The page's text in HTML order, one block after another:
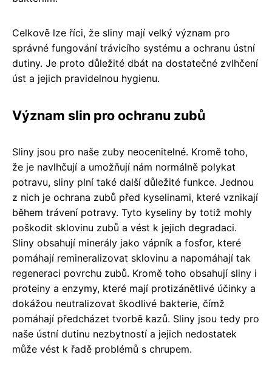
Celkově lze říci, že sliny mají velký význam pro
správné fungování trávicího systému a ochranu ústní
dutiny. Je proto důležité dbát na dostatečné zvlhčení
úst a jejich pravidelnou hygienu.
Význam slin pro ochranu zubů
Sliny jsou pro naše zuby neocenitelné. Kromě toho,
že je navlhčují a umožňují nám normálně polykat
potravu, sliny plní také další důležité funkce. Jednou
z nich je ochrana zubů před kyselinami, které vznikají
během trávení potravy. Tyto kyseliny by totiž mohly
poškodit sklovinu zubů a vést k jejich degradaci.
Sliny obsahují minerály jako vápník a fosfor, které
pomáhají remineralizovat sklovinu a napomáhají tak
regeneraci povrchu zubů. Kromě toho obsahují sliny i
proteiny a enzymy, které mají protizánětlivé účinky a
dokážou neutralizovat škodlivé bakterie, čímž
pomáhají předcházet tvorbě kazů. Sliny jsou tedy pro
naše ústní dutinu nezbytností a jejich nedostatek
může vést k řadě problémů s chrupem.